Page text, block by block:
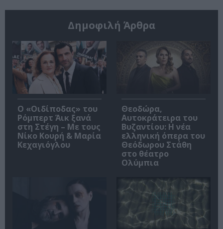
Δημοφιλή Άρθρα
O «Οιδίποδας» του
Ρόμπερτ Άικ ξανά
στη Στέγη – Με τους
Νίκο Κουρή & Μαρία
Κεχαγιόγλου
Θεοδώρα,
Αυτοκράτειρα του
Βυζαντίου: Η νέα
ελληνική όπερα του
Θεόδωρου Στάθη
στο θέατρο
Ολύμπια